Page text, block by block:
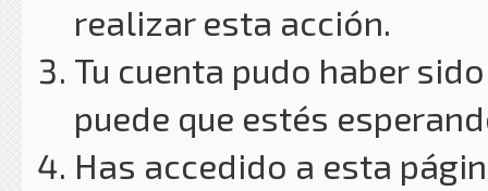
realizar esta acción.
Tu cuenta pudo haber
puede que estés
Has accedido a esta